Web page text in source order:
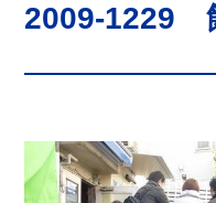
2009-1229